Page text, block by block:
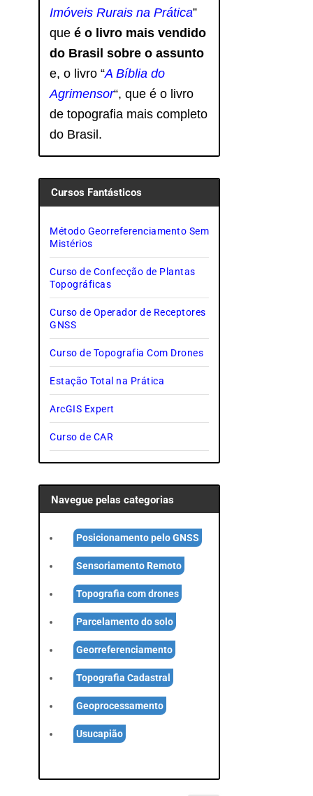
Imóveis Rurais na Prática”
queé o livro mais vendido
do Brasil sobre o assunto
e, o livro “A Bíblia do
Agrimensor“, que é o livro
de topografia mais completo
do Brasil.
Cursos Fantásticos
Método Georreferenciamento Sem
Mistérios
Curso de Confecção de Plantas
Topográficas
Curso de Operador de Receptores
GNSS
Curso de Topografia Com Drones
Estação Total na Prática
ArcGIS Expert
Curso de CAR
Navegue pelas categorias
Posicionamento pelo GNSS
Sensoriamento Remoto
Topografia com drones
Parcelamento do solo
Georreferenciamento
Topografia Cadastral
Geoprocessamento
Usucapião